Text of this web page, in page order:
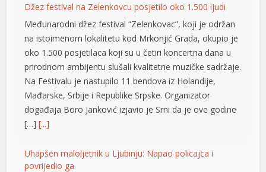
Džez festival na Zelenkovcu posjetilo oko 1.500 ljudi
Međunarodni džez festival “Zelenkovac”, koji je održan
na istoimenom lokalitetu kod Mrkonjić Grada, okupio je
oko 1.500 posjetilaca koji su u četiri koncertna dana u
prirodnom ambijentu slušali kvalitetne muzičke sadržaje.
Na Festivalu je nastupilo 11 bendova iz Holandije,
Mađarske, Srbije i Republike Srpske. Organizator
događaja Boro Јanković izjavio je Srni da je ove godine
[…][...]
Uhapšen maloljetnik u Ljubinju: Napao policajca i
povrijedio ga